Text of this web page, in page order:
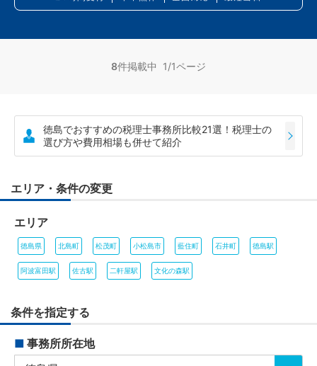
8件掲載中 1/1ページ
徳島でおすすめの税理士事務所比較21選！税理士の
選び方や費用相場も併せて紹介
エリア・条件の変更
エリア
徳島県 北島町 松茂町 小松島市 藍住町 石井町 徳島駅
阿波富田駅 佐古駅 二軒屋駅 文化の森駅
条件を指定する
■ 事務所所在地